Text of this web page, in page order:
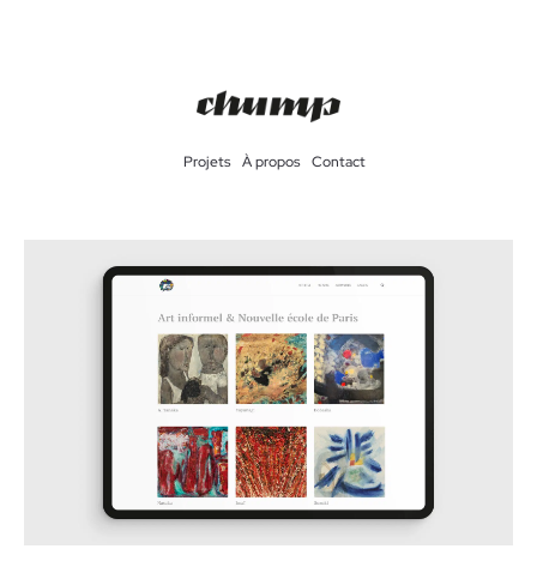
Projets À propos Contact